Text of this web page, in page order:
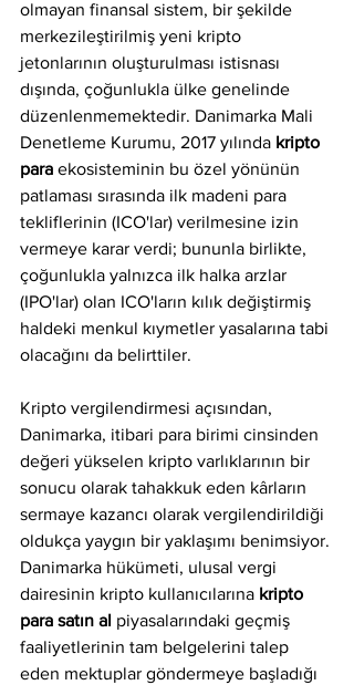
olmayan finansal sistem, bir şekilde
merkezileştirilmiş yeni kripto
jetonlarının oluşturulması istisnası
dışında, çoğunlukla ülke genelinde
düzenlenmemektedir. Danimarka Mali
Denetleme Kurumu, 2017 yılında kripto
para ekosisteminin bu özel yönünün
patlaması sırasında ilk madeni para
tekliflerinin (ICO'lar) verilmesine izin
vermeye karar verdi; bununla birlikte,
çoğunlukla yalnızca ilk halka arzlar
(IPO'lar) olan ICO'ların kılık değiştirmiş
haldeki menkul kıymetler yasalarına tabi
olacağını da belirttiler.
Kripto vergilendirmesi açısından,
Danimarka, itibari para birimi cinsinden
değeri yükselen kripto varlıklarının bir
sonucu olarak tahakkuk eden kârların
sermaye kazancı olarak vergilendirildiği
oldukça yaygın bir yaklaşımı benimsiyor.
Danimarka hükümeti, ulusal vergi
dairesinin kripto kullanıcılarına kripto
para satın al piyasalarındaki geçmiş
faaliyetlerinin tam belgelerini talep
eden mektuplar göndermeye başladığı